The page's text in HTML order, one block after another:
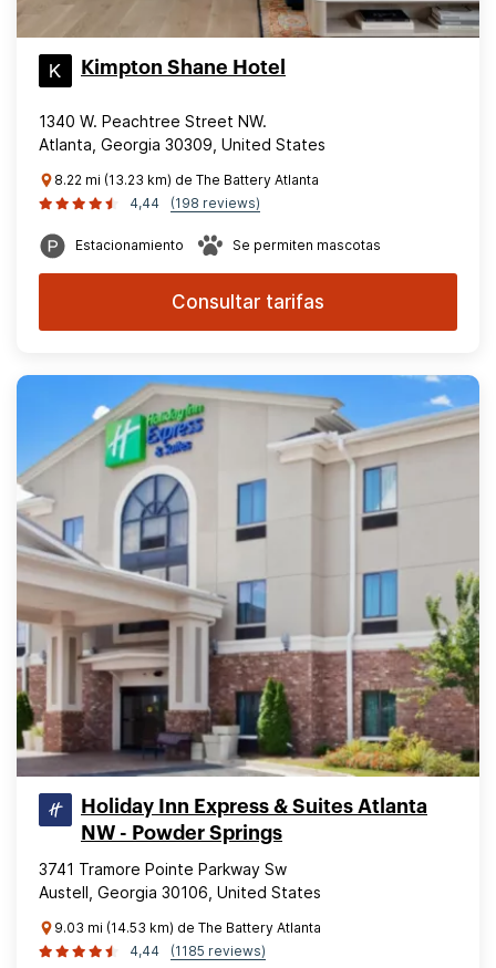
Kimpton Shane Hotel
1340 W. Peachtree Street NW.
Atlanta, Georgia 30309, United States
8.22 mi (13.23 km) de The Battery Atlanta
4,44
(198 reviews)
Estacionamiento Se permiten mascotas
Consultar tarifas
Holiday Inn Express & Suites Atlanta
NW - Powder Springs
3741 Tramore Pointe Parkway Sw
Austell, Georgia 30106, United States
9.03 mi (14.53 km) de The Battery Atlanta
4,44
(1185 reviews)